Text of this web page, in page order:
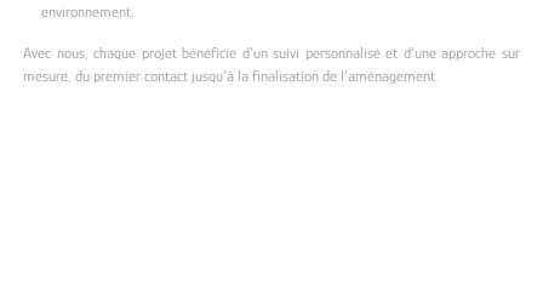
environnement.
Avec nous, chaque projet bénéficie d’un suivi personnalisé et d’une approche sur
mesure, du premier contact jusqu’à la finalisation de l’aménagement.